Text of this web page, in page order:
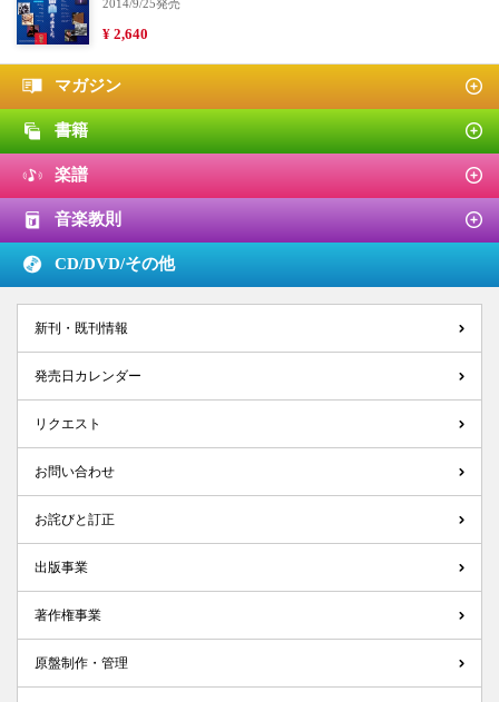
2014/9/25発売
¥ 2,640
マガジン
書籍
楽譜
音楽教則
CD/DVD/その他
新刊・既刊情報
発売日カレンダー
リクエスト
お問い合わせ
お詫びと訂正
出版事業
著作権事業
原盤制作・管理